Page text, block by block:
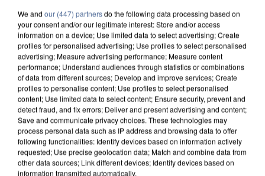
We and our (447) partnersdo the following data processing based on
your consent and/or our legitimate interest: Store and/or access
information on a device; Use limited data to select advertising; Create
profiles for personalised advertising; Use profiles to select personalised
advertising; Measure advertising performance; Measure content
performance; Understand audiences through statistics or combinations
of data from different sources; Develop and improve services; Create
profiles to personalise content; Use profiles to select personalised
content; Use limited data to select content; Ensure security, prevent and
detect fraud, and fix errors; Deliver and present advertising and content;
Save and communicate privacy choices. These technologies may
process personal data such as IP address and browsing data to offer
following functionalities: Identify devices based on information actively
requested; Use precise geolocation data; Match and combine data from
other data sources; Link different devices; Identify devices based on
information transmitted automatically.